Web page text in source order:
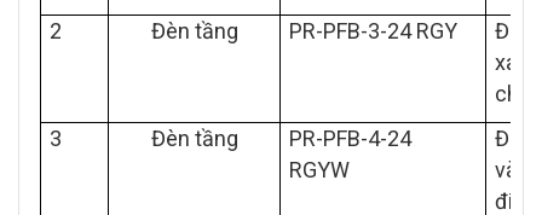
2
Đèn tầng PR-PFB-3-24 RGY
Đèn
3
Đèn tầng
PR-PFB-4-24
RGYW
Đèn
điều